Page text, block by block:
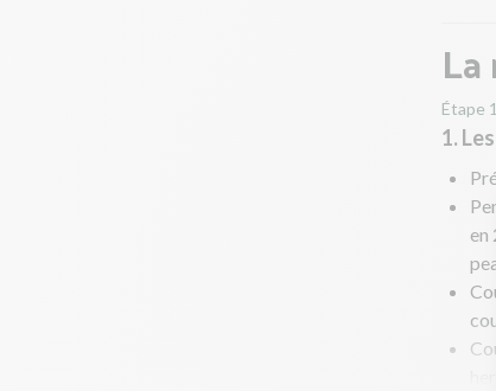
Étape 1
1.
en